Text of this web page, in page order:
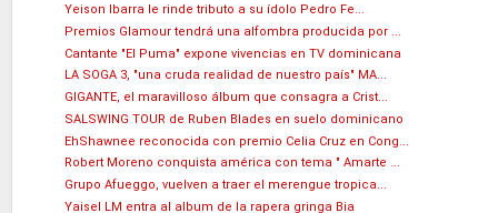
Yeison Ibarra le rinde tributo a su ídolo Pedro Fe...
Premios Glamour tendrá una alfombra producida por ...
Cantante "El Puma" expone vivencias en TV dominicana
LA SOGA 3, "una cruda realidad de nuestro país" MA...
GIGANTE, el maravilloso álbum que consagra a Crist...
SALSWING TOUR de Ruben Blades en suelo dominicano
EhShawnee reconocida con premio Celia Cruz en Cong...
Robert Moreno conquista américa con tema " Amarte ...
Grupo Afueggo, vuelven a traer el merengue tropica...
Yaisel LM entra al album de la rapera gringa Bia